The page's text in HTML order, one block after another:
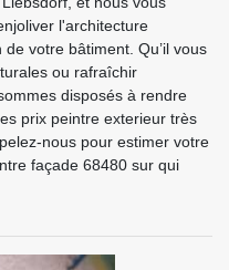
l'architecture
votre bâtiment. Qu’il vous
ou rafraîchir
disposés à rendre
prix peintre exterieur très
nous pour estimer votre
façade 68480 sur qui